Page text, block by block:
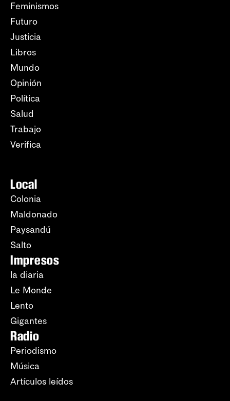
Feminismos
Futuro
Justicia
Libros
Mundo
Opinión
Política
Salud
Trabajo
Verifica
Local
Colonia
Maldonado
Paysandú
Salto
Impresos
la diaria
Le Monde
Lento
Gigantes
Radio
Periodismo
Música
Artículos leídos